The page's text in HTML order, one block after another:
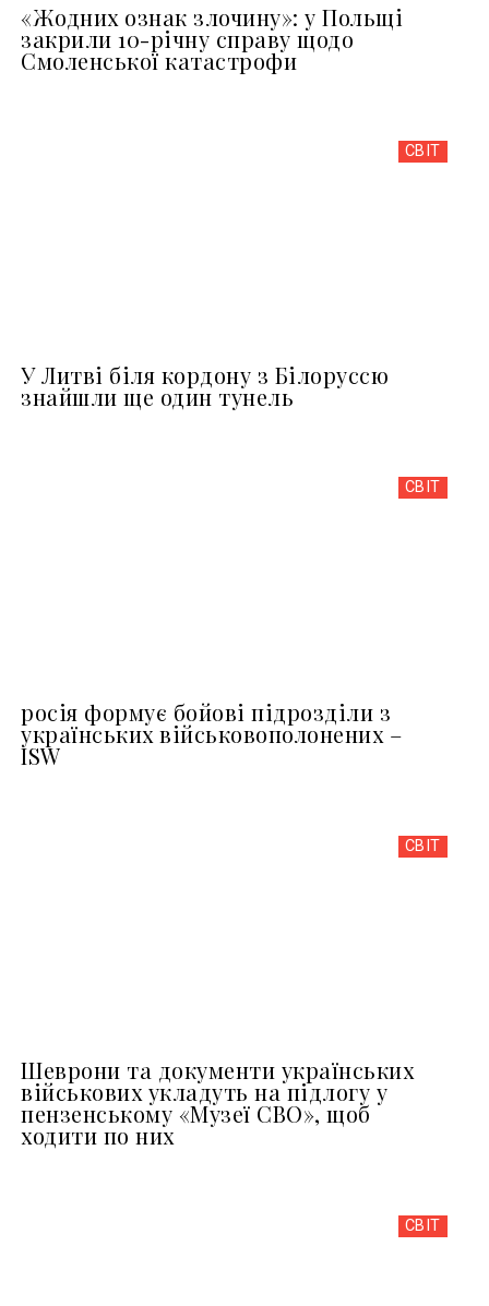
«Жодних ознак злочину»: у Польщі
закрили 10-річну справу щодо
Смоленської катастрофи
СВІТ
У Литві біля кордону з Білоруссю
знайшли ще один тунель
СВІТ
росія формує бойові підрозділи з
українських військовополонених –
ISW
СВІТ
Шеврони та документи українських
військових укладуть на підлогу у
пензенському «Музеї СВО», щоб
ходити по них
СВІТ